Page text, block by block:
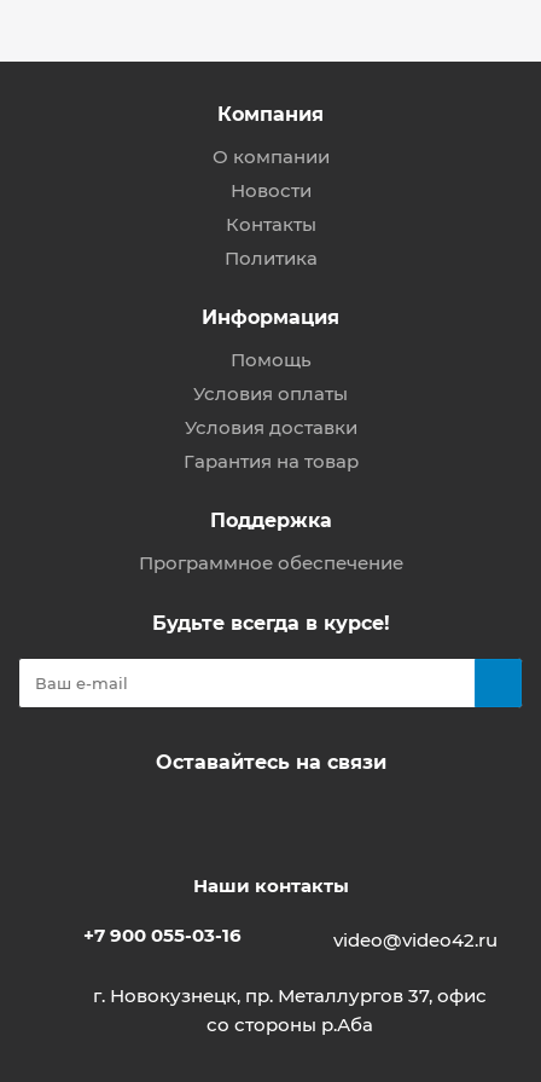
Компания
О компании
Новости
Контакты
Политика
Информация
Помощь
Условия оплаты
Условия доставки
Гарантия на товар
Поддержка
Программное обеспечение
Будьте всегда в курсе!
Оставайтесь на связи
Наши контакты
+7 900 055-03-16 video@video42.ru
г. Новокузнецк, пр. Металлургов 37, офис
со стороны р.Аба